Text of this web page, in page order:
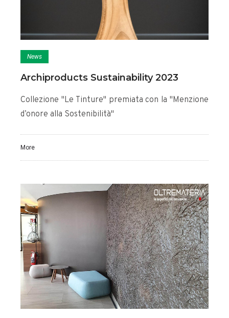
News
Archiproducts Sustainability 2023
Collezione "Le Tinture" premiata con la "Menzione
d’onore alla Sostenibilità"
More